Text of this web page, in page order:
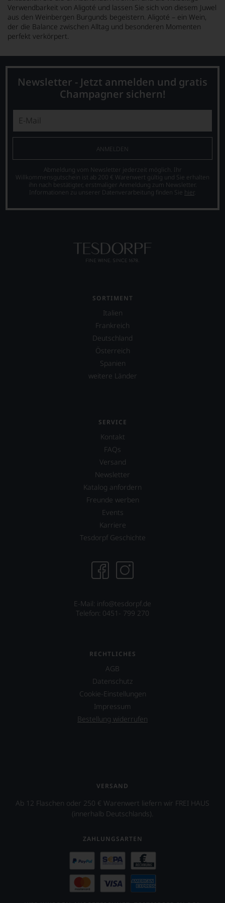
Verwendbarkeit von Aligoté und lassen Sie sich von diesem Juwel
aus den Weinbergen Burgunds begeistern. Aligoté – ein Wein,
der die Balance zwischen Alltag und besonderen Momenten
perfekt verkörpert.
Newsletter - Jetzt anmelden und gratis
Champagner sichern!
ANMELDEN
Abmeldung vom Newsletter jederzeit möglich. Ihr
Willkommensgutschein ist ab 200 € Warenwert gültig und Sie erhalten
ihn nach bestätigter, erstmaliger Anmeldung zum Newsletter.
Informationen zu unserer Datenverarbeitung finden Sie hier.
SORTIMENT
Italien
Frankreich
Deutschland
Österreich
Spanien
weitere Länder
SERVICE
Kontakt
FAQs
Versand
Newsletter
Katalog anfordern
Freunde werben
Events
Karriere
Tesdorpf Geschichte
E-Mail: info@tesdorpf.de
Telefon: 0451- 799 270
RECHTLICHES
AGB
Datenschutz
Cookie-Einstellungen
Impressum
Bestellung widerrufen
VERSAND
Ab 12 Flaschen oder 250 € Warenwert liefern wir FREI HAUS
(innerhalb Deutschlands).
ZAHLUNGSARTEN